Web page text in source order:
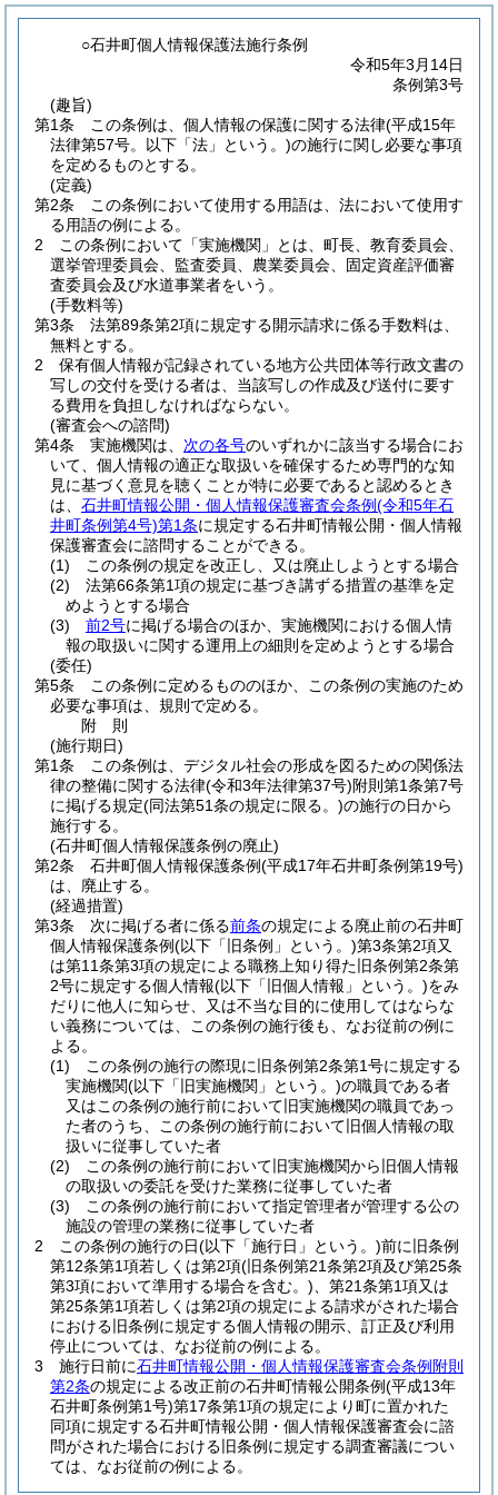
○石井町個人情報保護法施行条例
令和5年3月14日
条例第3号
(趣旨)
第1条
この条例は、個人情報の保護に関する法律(平成15年
法律第57号。以下「法」という。)の施行に関し必要な事項
を定めるものとする。
(定義)
第2条
この条例において使用する用語は、法において使用す
る用語の例による。
2
この条例において「実施機関」とは、町長、教育委員会、
選挙管理委員会、監査委員、農業委員会、固定資産評価審
査委員会及び水道事業者をいう。
(手数料等)
第3条
法第89条第2項に規定する開示請求に係る手数料は、
無料とする。
2
保有個人情報が記録されている地方公共団体等行政文書の
写しの交付を受ける者は、当該写しの作成及び送付に要す
る費用を負担しなければならない。
(審査会への諮問)
第4条
実施機関は、 次の各号のいずれかに該当する場合にお
いて、個人情報の適正な取扱いを確保するため専門的な知
見に基づく意見を聴くことが特に必要であると認めるとき
は、 石井町情報公開・個人情報保護審査会条例(令和5年石
井町条例第4号)第1条に規定する石井町情報公開・個人情報
保護審査会に諮問することができる。
(1)
この条例の規定を改正し、又は廃止しようとする場合
(2)
法第66条第1項の規定に基づき講ずる措置の基準を定
めようとする場合
(3)
前2号に掲げる場合のほか、実施機関における個人情
報の取扱いに関する運用上の細則を定めようとする場合
(委任)
第5条
この条例に定めるもののほか、この条例の実施のため
必要な事項は、規則で定める。
附 則
(施行期日)
第1条
この条例は、デジタル社会の形成を図るための関係法
律の整備に関する法律(令和3年法律第37号)附則第1条第7号
に掲げる規定(同法第51条の規定に限る。)の施行の日から
施行する。
(石井町個人情報保護条例の廃止)
第2条
石井町個人情報保護条例(平成17年石井町条例第19号)
は、廃止する。
(経過措置)
第3条
次に掲げる者に係る前条の規定による廃止前の石井町
個人情報保護条例(以下「旧条例」という。)第3条第2項又
は第11条第3項の規定による職務上知り得た旧条例第2条第
2号に規定する個人情報(以下「旧個人情報」という。)をみ
だりに他人に知らせ、又は不当な目的に使用してはならな
い義務については、この条例の施行後も、なお従前の例に
よる。
(1)
この条例の施行の際現に旧条例第2条第1号に規定する
実施機関(以下「旧実施機関」という。)の職員である者
又はこの条例の施行前において旧実施機関の職員であっ
た者のうち、この条例の施行前において旧個人情報の取
扱いに従事していた者
(2)
この条例の施行前において旧実施機関から旧個人情報
の取扱いの委託を受けた業務に従事していた者
(3)
この条例の施行前において指定管理者が管理する公の
施設の管理の業務に従事していた者
2
この条例の施行の日(以下「施行日」という。)前に旧条例
第12条第1項若しくは第2項(旧条例第21条第2項及び第25条
第3項において準用する場合を含む。) 、第21条第1項又は
第25条第1項若しくは第2項の規定による請求がされた場合
における旧条例に規定する個人情報の開示、訂正及び利用
停止については、なお従前の例による。
3
施行日前に石井町情報公開・個人情報保護審査会条例附則
第2条の規定による改正前の石井町情報公開条例(平成13年
石井町条例第1号)第17条第1項の規定により町に置かれた
同項に規定する石井町情報公開・個人情報保護審査会に諮
問がされた場合における旧条例に規定する調査審議につい
ては、なお従前の例による。